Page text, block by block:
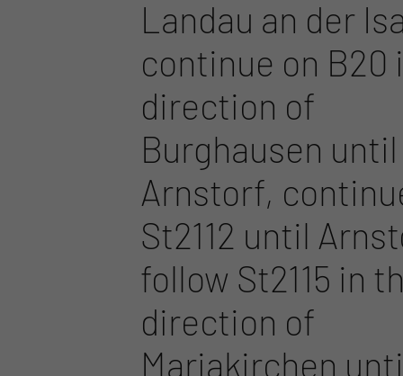
Landau an der
continue on B20
direction of
Burghausen
Arnstorf,
St2112 until
follow St2115 in
direction of
Mariakirchen